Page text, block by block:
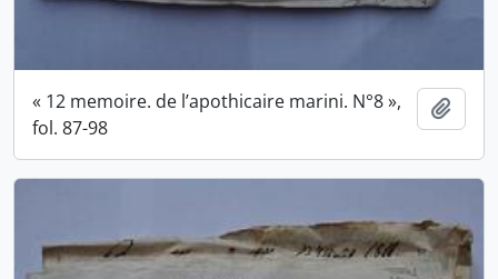
« 12 memoire. de l’apothicaire marini. N°8 »,
fol. 87-98